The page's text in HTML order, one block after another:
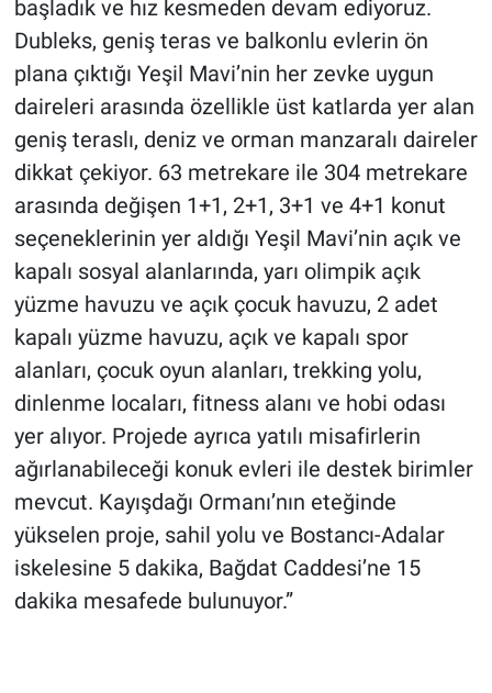
başladık ve hız kesmeden devam ediyoruz.
Dubleks, geniş teras ve balkonlu evlerin ön
plana çıktığı Yeşil Mavi’nin her zevke uygun
daireleri arasında özellikle üst katlarda yer alan
geniş teraslı, deniz ve orman manzaralı daireler
dikkat çekiyor. 63 metrekare ile 304 metrekare
arasında değişen 1+1, 2+1, 3+1 ve 4+1 konut
seçeneklerinin yer aldığı Yeşil Mavi’nin açık ve
kapalı sosyal alanlarında, yarı olimpik açık
yüzme havuzu ve açık çocuk havuzu, 2 adet
kapalı yüzme havuzu, açık ve kapalı spor
alanları, çocuk oyun alanları, trekking yolu,
dinlenme locaları, fitness alanı ve hobi odası
yer alıyor. Projede ayrıca yatılı misafirlerin
ağırlanabileceği konuk evleri ile destek birimler
mevcut. Kayışdağı Ormanı’nın eteğinde
yükselen proje, sahil yolu ve Bostancı-Adalar
iskelesine 5 dakika, Bağdat Caddesi’ne 15
dakika mesafede bulunuyor.”